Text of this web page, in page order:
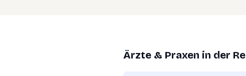
Ärzte & Praxen in der